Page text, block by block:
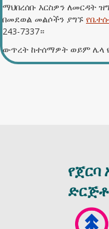
ማህበረሰቡ እርስዎን ለመርዳት
በመደወል መልሶችን ያግኙ
243-7337።
ውጥረት ከተሰማዎት ወይም ሌላ
የጀርባ